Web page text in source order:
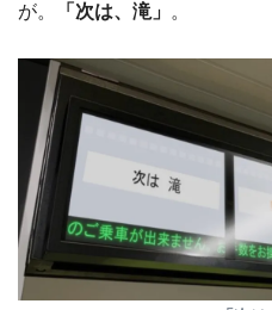
が。
「次は、滝」 。